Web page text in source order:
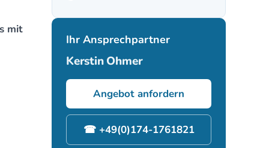
mit
Ihr Ansprechpartner
Kerstin Ohmer
Angebot anfordern
☎ +49(0)174-1761821